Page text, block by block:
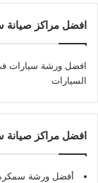
افضل مراكز صيانة
افضل ورشة سيارات في
السيارات
افضل مراكز صيانة
أفضل ورشة